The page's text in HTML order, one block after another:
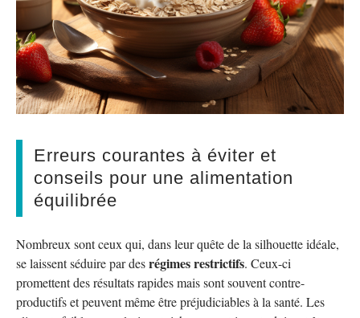
Erreurs courantes à éviter et
conseils pour une alimentation
équilibrée
Nombreux sont ceux qui, dans leur quête de la silhouette idéale,
se laissent séduire par desrégimes restrictifs. Ceux-ci
promettent des résultats rapides mais sont souvent contre-
productifs et peuvent même être préjudiciables à la santé. Les